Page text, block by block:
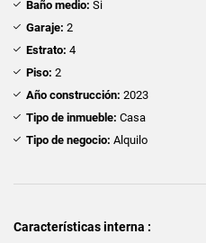
Baño medio: Si
Garaje: 2
Estrato: 4
Piso: 2
Año construcción: 2023
Tipo de inmueble: Casa
Tipo de negocio: Alquilo
Características interna :